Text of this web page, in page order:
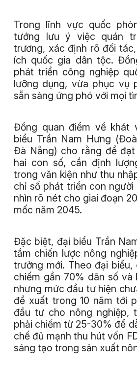
Trong lĩnh vực quốc
tướng lưu ý việc quán
trương, xác định rõ đối
ích quốc gia dân tộc.
phát triển công nghiệp
lưỡng dụng, vừa phục vụ
sẵn sàng ứng phó với mọi
Đồng quan điểm về khát
biểu Trần Nam Hưng
Đà Nẵng) cho rằng để
hai con số, cần định
trong văn kiện như thu
chỉ số phát triển con
nhìn rõ nét cho giai đoạn
mốc năm 2045.
Đặc biệt, đại biểu Trần
tầm chiến lược nông
trưởng mới. Theo đại
chiếm gần 70% dân số và
nhưng mức đầu tư hiện
đề xuất trong 10 năm tới
đầu tư cho nông nghiệp,
phải chiếm từ 25-30% để
chế đủ mạnh thu hút vốn
sáng tạo trong sản xuất